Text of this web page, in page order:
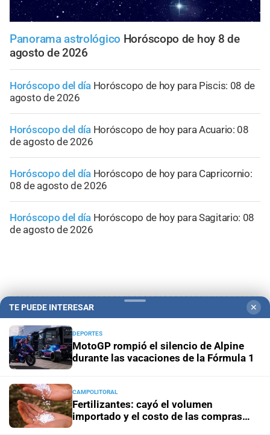
Panorama astrológico Horóscopo de hoy 8 de
agosto de 2026
Horóscopo del día Horóscopo de hoy para Piscis: 08 de
agosto de 2026
Horóscopo del día Horóscopo de hoy para Acuario: 08
de agosto de 2026
Horóscopo del día Horóscopo de hoy para Capricornio:
08 de agosto de 2026
Horóscopo del día Horóscopo de hoy para Sagitario: 08
de agosto de 2026
TE PUEDE INTERESAR ✕
DEPORTES
MotoGP rompió el silencio de Alpine
durante las vacaciones de la Fórmula 1
CAMPOLITORAL
Fertilizantes: cayó el volumen
importado y el costo de las compras